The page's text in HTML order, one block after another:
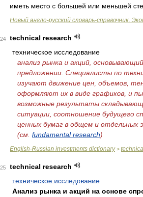
иметь место с большей или меньшей
Новый англо-русский словарь-справочник.
technical research
техническое исследование
анализ рынка и акций,
предложении. Специалисты по
изучают движение цен, объемов,
оформляют их в виде графиков, и
возможные результаты
ситуации, соотношение будущего
ценных бумаг в общем и отдельных
(см. fundamental research)
English-Russian investments dictionary>
technical research
техническое исследование
Анализ рынка и акций на основе